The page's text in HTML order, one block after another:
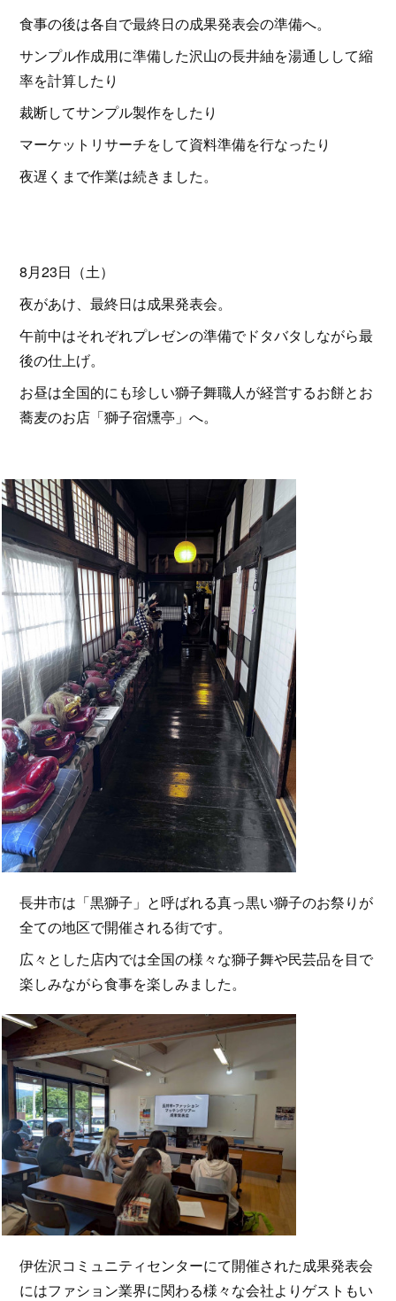
食事の後は各自で最終日の成果発表会の準備へ。
サンプル作成用に準備した沢山の長井紬を湯通しして縮
率を計算したり
裁断してサンプル製作をしたり
マーケットリサーチをして資料準備を行なったり
夜遅くまで作業は続きました。
8月23日（土）
夜があけ、最終日は成果発表会。
午前中はそれぞれプレゼンの準備でドタバタしながら最
後の仕上げ。
お昼は全国的にも珍しい獅子舞職人が経営するお餅とお
蕎麦のお店「獅子宿燻亭」へ。
長井市は「黒獅子」と呼ばれる真っ黒い獅子のお祭りが
全ての地区で開催される街です。
広々とした店内では全国の様々な獅子舞や民芸品を目で
楽しみながら食事を楽しみました。
伊佐沢コミュニティセンターにて開催された成果発表会
にはファション業界に関わる様々な会社よりゲストもい